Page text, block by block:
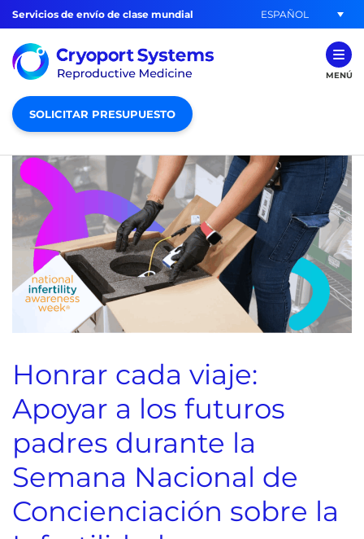
Servicios de envío de clase mundial ESPAÑOL
MENÚ
SOLICITAR PRESUPUESTO
Honrar cada viaje:
Apoyar a los futuros
padres durante la
Semana Nacional de
Concienciación sobre la